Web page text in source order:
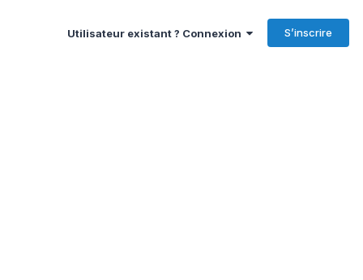
Utilisateur existant ? Connexion S’inscrire